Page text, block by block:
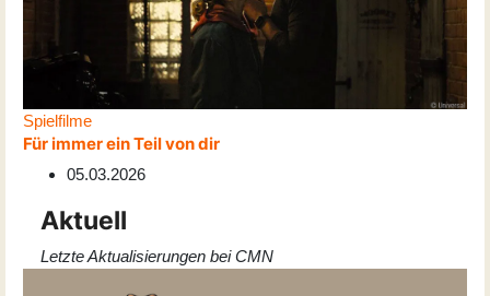
Spielfilme
Für immer ein Teil von dir
05.03.2026
Aktuell
Letzte Aktualisierungen bei CMN